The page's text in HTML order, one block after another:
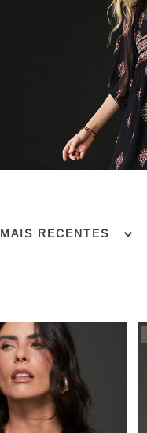
MAIS RECENTES